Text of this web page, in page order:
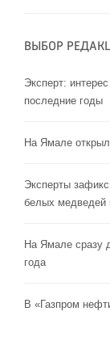
ВЫБОР
Эксперт:
последние годы
На Ямале
Эксперты
белых медведей
На Ямале сразу
года
В «Газпром